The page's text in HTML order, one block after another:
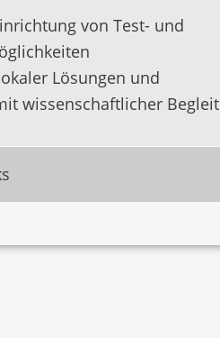
von Test- und
Lösungen und
wissenschaftlicher